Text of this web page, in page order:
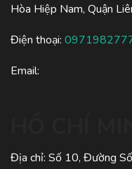
Hòa Hiệp Nam, Quận
Điện thoại:
Email:
Địa chỉ: Số 10, Đường